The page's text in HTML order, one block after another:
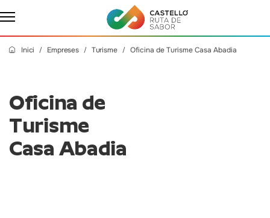
Inici Empreses Turisme Oficina de Turisme Casa Abadia
Oficina de
Turisme
Casa Abadia